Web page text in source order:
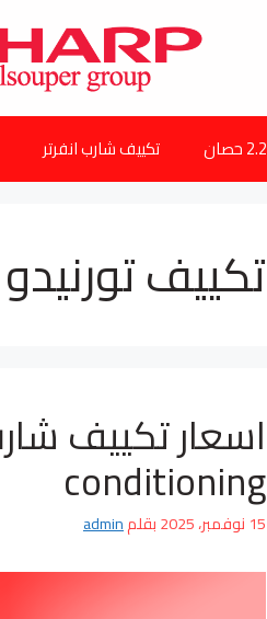
تكييف شارب انفرتر
تكييف تورنيدو
conditioning
15 نوفمبر، 2025 بقلمadmin